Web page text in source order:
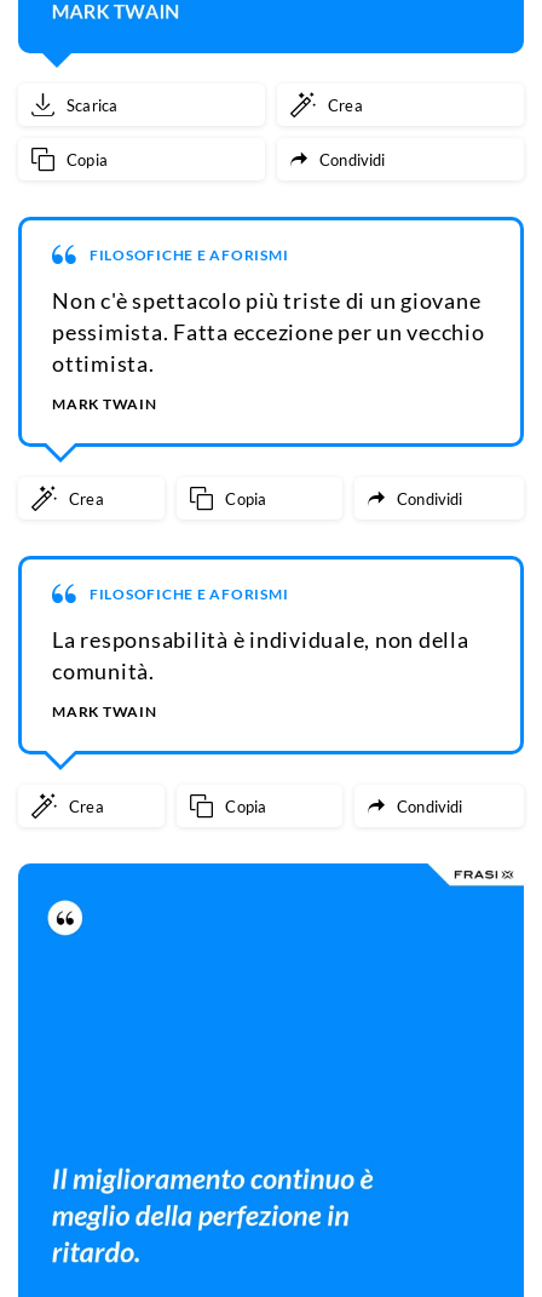
Scarica Crea
Copia Condividi
FILOSOFICHE E AFORISMI
Non c'è spettacolo più triste di un giovane
pessimista. Fatta eccezione per un vecchio
ottimista.
MARK TWAIN
Crea Copia Condividi
FILOSOFICHE E AFORISMI
La responsabilità è individuale, non della
comunità.
MARK TWAIN
Crea Copia Condividi